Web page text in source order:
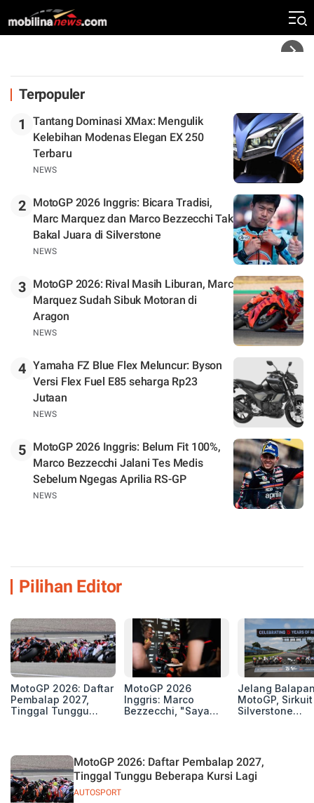
Tinggal Tunggu Beberapa Kursi Lagi
Terpopuler
1
Tantang Dominasi XMax: Mengulik
Kelebihan Modenas Elegan EX 250
Terbaru
NEWS
2
MotoGP 2026 Inggris: Bicara Tradisi,
Marc Marquez dan Marco Bezzecchi Tak
Bakal Juara di Silverstone
NEWS
3
MotoGP 2026: Rival Masih Liburan, Marc
Marquez Sudah Sibuk Motoran di
Aragon
NEWS
4 Yamaha FZ Blue Flex Meluncur: Byson
Versi Flex Fuel E85 seharga Rp23
Jutaan
NEWS
5
MotoGP 2026 Inggris: Belum Fit 100%,
Marco Bezzecchi Jalani Tes Medis
Sebelum Ngegas Aprilia RS-GP
NEWS
Pilihan Editor
MotoGP 2026: Daftar
Pembalap 2027,
Tinggal Tunggu
MotoGP 2026
Inggris: Marco
Bezzecchi, "Saya
Jelang
MotoGP, Sirkuit
Silverstone
AUTOSPORT
MotoGP 2026: Daftar Pembalap 2027,
Tinggal Tunggu Beberapa Kursi Lagi